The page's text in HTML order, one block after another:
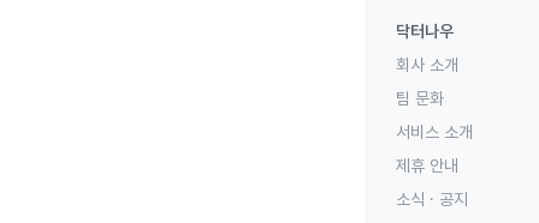
닥터나우
회사 소개
팀 문화
서비스 소개
제휴 안내
소식 · 공지